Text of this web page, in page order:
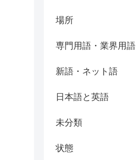
場所
専門用語・業界用語
新語・ネット語
日本語と英語
未分類
状態